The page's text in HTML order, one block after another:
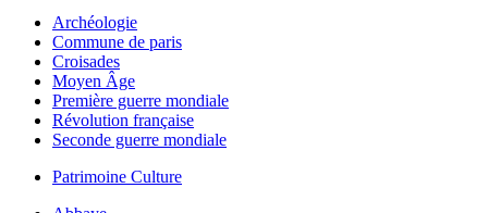
Archéologie
Commune de paris
Croisades
Moyen Âge
Première guerre mondiale
Révolution française
Seconde guerre mondiale
Patrimoine Culture